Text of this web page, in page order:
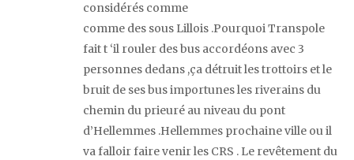
considérés comme
comme des sous Lillois .Pourquoi Transpole
fait t ‘il rouler des bus accordéons avec 3
personnes dedans ,ça détruit les trottoirs et le
bruit de ses bus importunes les riverains du
chemin du prieuré au niveau du pont
d’Hellemmes .Hellemmes prochaine ville ou il
va falloir faire venir les CRS . Le revêtement du